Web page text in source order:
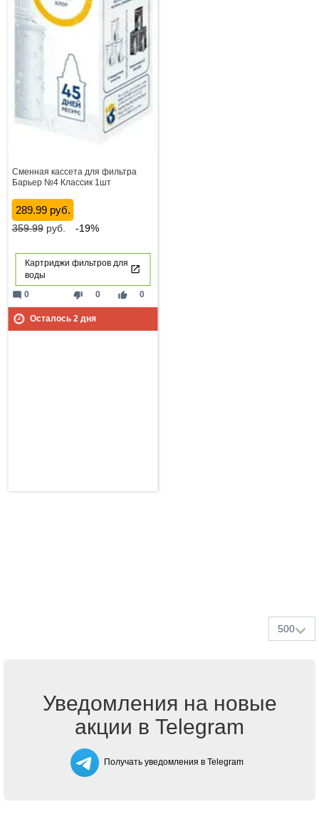
Сменная кассета для фильтра
Барьер №4 Классик 1шт
289.99 руб.
359.99руб. -19%
Картриджи фильтров для
воды
thumb_down 0 thumb_up 0
mode_comment 0
Осталось 2дня
500
Уведомления на новые
акции в Telegram
Получать уведомления в Telegram